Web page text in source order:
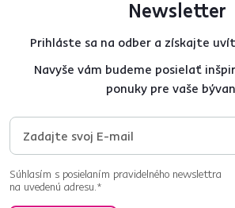
Newsletter
Prihláste sa na odber a získajte
Navyše vám budeme posielať
ponuky pre vaše
Súhlasím s posielaním pravidelného newslettra
na uvedenú adresu.*